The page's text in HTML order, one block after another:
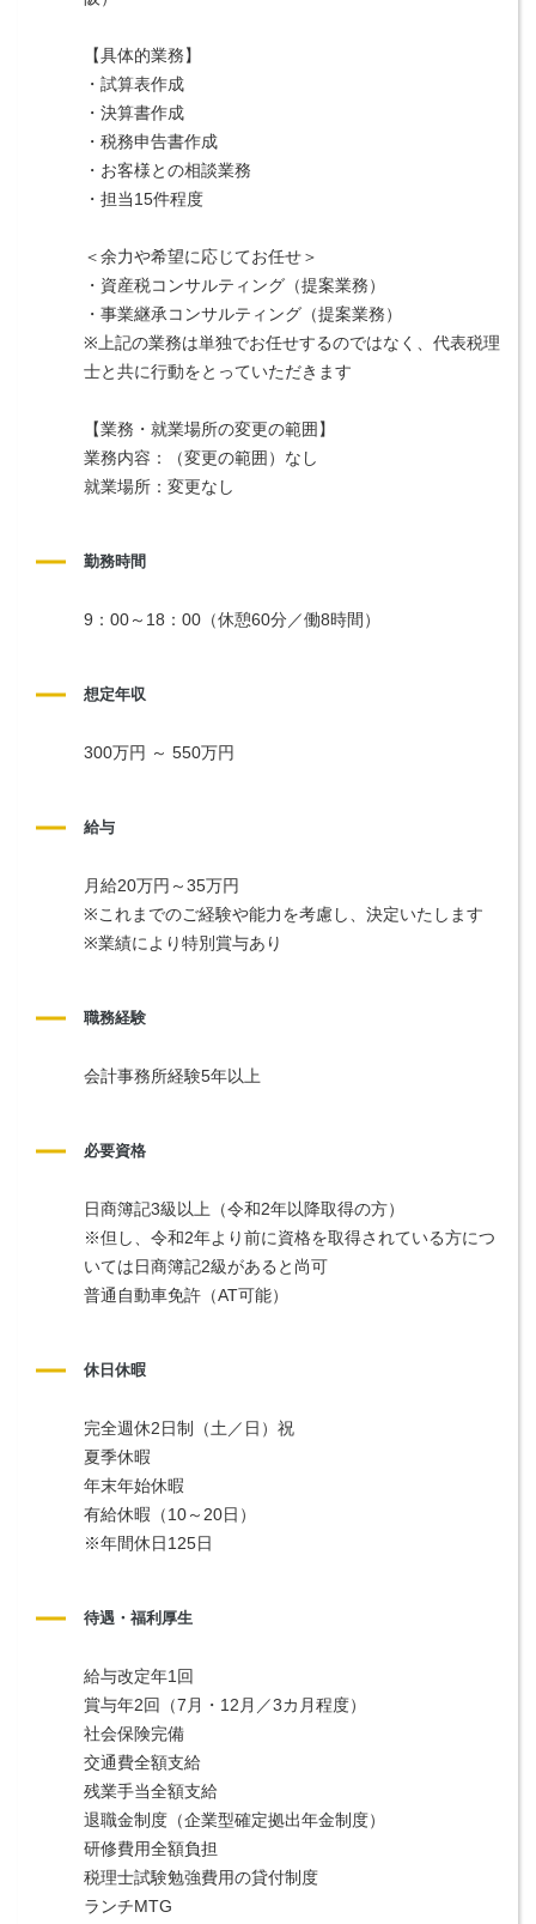
【具体的業務】
・試算表作成
・決算書作成
・税務申告書作成
・お客様との相談業務
・担当15件程度
＜余力や希望に応じてお任せ＞
・資産税コンサルティング（提案業務）
・事業継承コンサルティング（提案業務）
※上記の業務は単独でお任せするのではなく、代表税理
士と共に行動をとっていただきます
【業務・就業場所の変更の範囲】
業務内容：（変更の範囲）なし
就業場所：変更なし
勤務時間
9：00～18：00（休憩60分／働8時間）
想定年収
300万円 ～ 550万円
給与
月給20万円～35万円
※これまでのご経験や能力を考慮し、決定いたします
※業績により特別賞与あり
職務経験
会計事務所経験5年以上
必要資格
日商簿記3級以上（令和2年以降取得の方）
※但し、令和2年より前に資格を取得されている方につ
いては日商簿記2級があると尚可
普通自動車免許（AT可能）
休日休暇
完全週休2日制（土／日）祝
夏季休暇
年末年始休暇
有給休暇（10～20日）
※年間休日125日
待遇・福利厚生
給与改定年1回
賞与年2回（7月・12月／3カ月程度）
社会保険完備
交通費全額支給
残業手当全額支給
退職金制度（企業型確定拠出年金制度）
研修費用全額負担
税理士試験勉強費用の貸付制度
ランチMTG